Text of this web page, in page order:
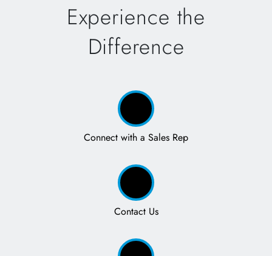
Experience the
Difference
Connect with a Sales Rep
Contact Us